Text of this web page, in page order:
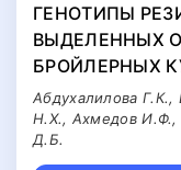
ГЕНОТИПЫ
ВЫДЕЛЕННЫХ
БРОЙЛЕРНЫХ
Абдухалилова
Н.Х., Ахмедов
Д.Б.